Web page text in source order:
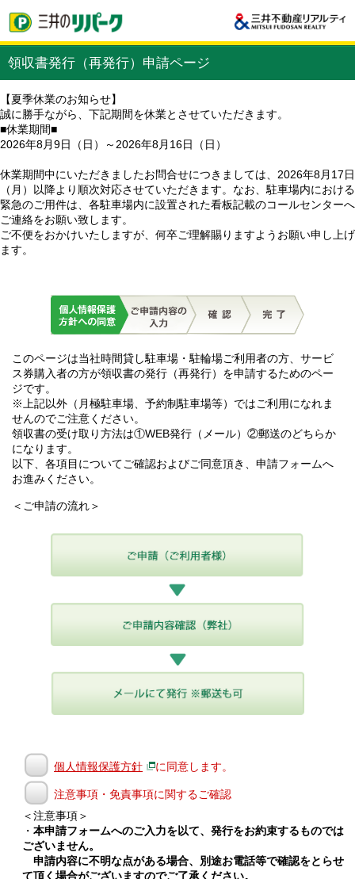
領収書発行（再発行）申請ページ
【夏季休業のお知らせ】
誠に勝手ながら、下記期間を休業とさせていただきます。
■休業期間■
2026年8月9日（日）～2026年8月16日（日）
休業期間中にいただきましたお問合せにつきましては、2026年8月17日
（月）以降より順次対応させていただきます。なお、駐車場内における
緊急のご用件は、各駐車場内に設置された看板記載のコールセンターへ
ご連絡をお願い致します。
ご不便をおかけいたしますが、何卒ご理解賜りますようお願い申し上げ
ます。
このページは当社時間貸し駐車場・駐輪場ご利用者の方、サービ
ス券購入者の方が領収書の発行（再発行）を申請するためのペー
ジです。
※上記以外（月極駐車場、予約制駐車場等）ではご利用になれま
せんのでご注意ください。
領収書の受け取り方法は①WEB発行（メール）②郵送のどちらか
になります。
以下、各項目についてご確認およびご同意頂き、申請フォームへ
お進みください。
＜ご申請の流れ＞
個人情報保護方針 に同意します。
注意事項・免責事項に関するご確認
＜注意事項＞
・ 本申請フォームへのご入力を以て、発行をお約束するものでは
ございません。
申請内容に不明な点がある場合、別途お電話等で確認をとらせ
て頂く場合がございますのでご了承ください。